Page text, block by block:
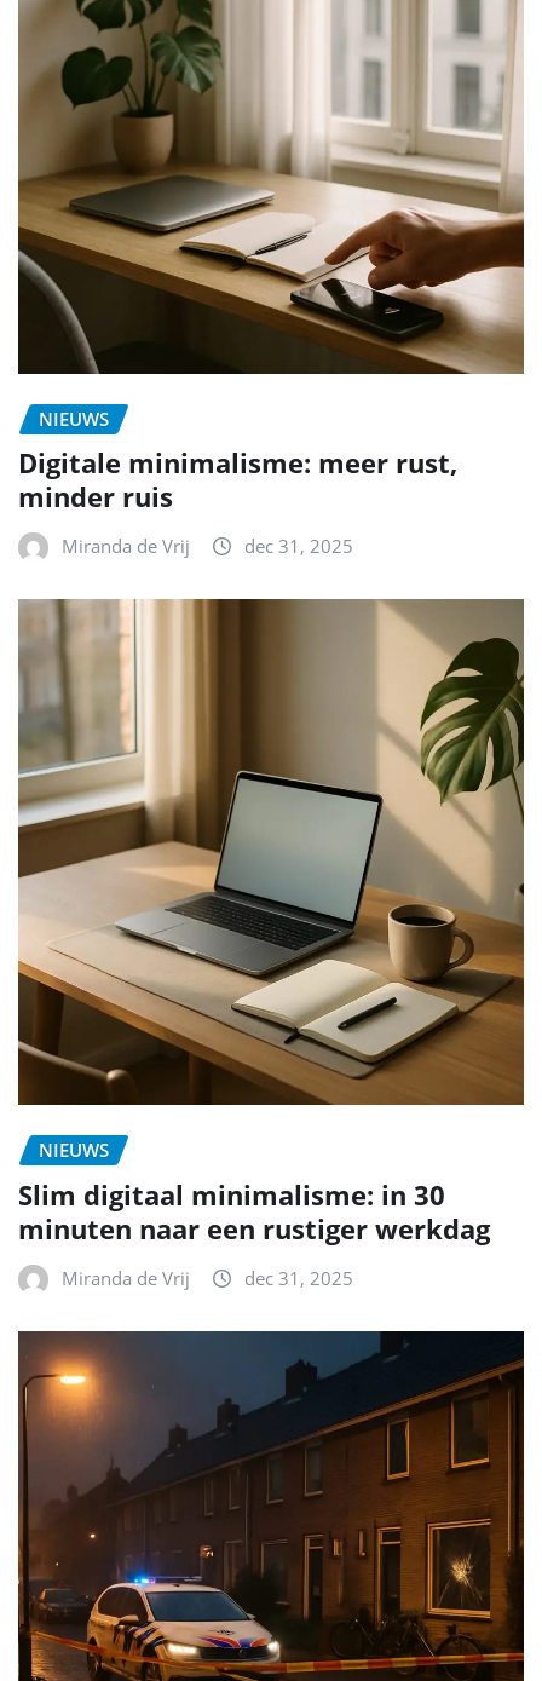
NIEUWS
Digitale minimalisme: meer rust,
minder ruis
Miranda de Vrij dec 31, 2025
NIEUWS
Slim digitaal minimalisme: in 30
minuten naar een rustiger werkdag
Miranda de Vrij dec 31, 2025